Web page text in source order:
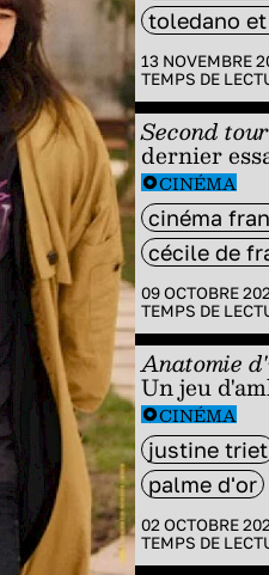
toledano
13 NOVEMBRE
TEMPS DE
Second tour
dernier
CINÉMA
cinéma
cécile de
09 OCTOBRE
TEMPS DE
Anatomie
Un jeu
CINÉMA
justine triet
palme d'or
02 OCTOBRE
TEMPS DE